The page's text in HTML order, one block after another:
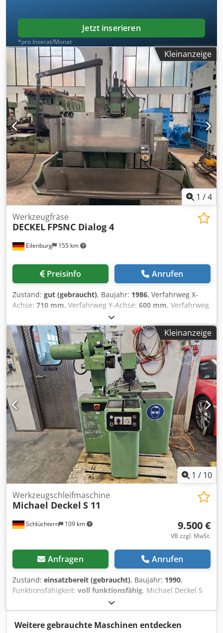
Jetzt inserieren
*pro Inserat/Monat
Kleinanzeige
1 /4
Eilenburg 155 km
Werkzeugfräse
DECKEL FP5NC Dialog 4
Preisinfo Anrufen
Zustand: gut (gebraucht), Baujahr: 1986, Verfahrweg X-
Achse: 710 mm, Verfahrweg Y-Achse: 600 mm, Verfahrweg
, x-Weg 710 mm y-Weg 600 mm z-Weg
455 mm Steuerung Dialog 4 Drehzahl 6300 U/min
Werkzeugaufnahme SK40 Pinolenhub 80 mm Tischgröße
550 x 1000 mm Dcodpfx Adszlnpns Ssk Tischbelastung 0,6
t Gesamtleistungsbedarf kW Maschinengewicht ca. 4 t
Kleinanzeige
1 / 10
Schlüchtern 109 km
Werkzeugschleifmaschine
Michael Deckel S 11
9.500 €
VB zzgl. MwSt.
Anfragen Anrufen
Zustand: einsatzbereit (gebraucht), Baujahr: 1990,
Funktionsfähigkeit: voll funktionsfähig, Michael Deckel S
11 Werkzeugschleifmaschine. Maschine funktioniert ,
guter Zustand. Zubehör : Schleifscheibenaufnahmen ,
Spannzangen , Bedienungsanleitungen. Dodpjyhxccjfx Ad
Weitere gebrauchte Maschinen entdecken